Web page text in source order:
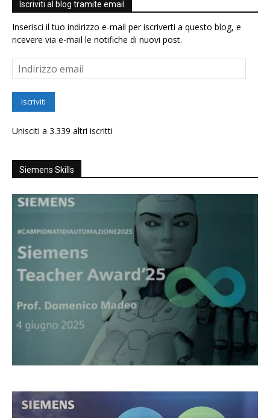
Iscriviti al blog tramite email
Inserisci il tuo indirizzo e-mail per iscriverti a questo blog, e
ricevere via e-mail le notifiche di nuovi post.
Indirizzo
email
Iscriviti
Unisciti a 3.339 altri iscritti
Siemens Skills